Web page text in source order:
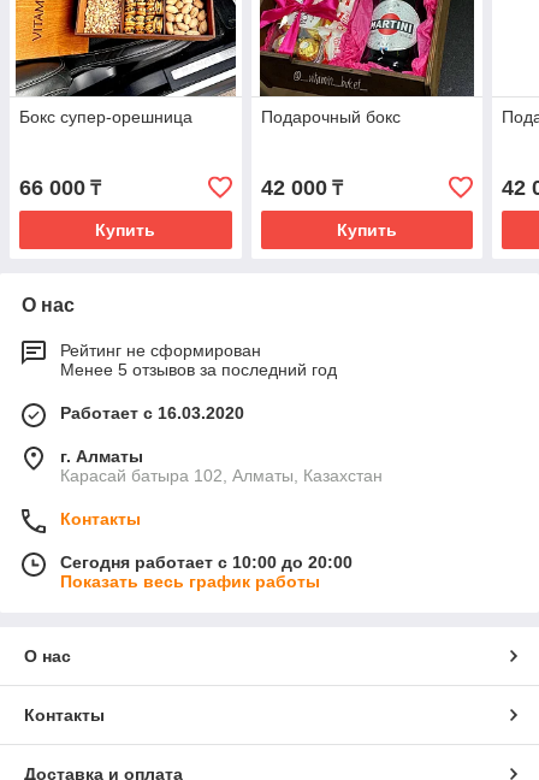
Бокс супер-орешница
66 000 ₸
Купить
Подарочный бокс
42 000₸
Купить
42
О нас
Рейтинг не сформирован
Менее 5 отзывов за последний год
Работает с 16.03.2020
г. Алматы
Карасай батыра 102, Алматы, Казахстан
Контакты
Сегодня работает с 10:00 до 20:00
Показать весь график работы
О нас
Контакты
Доставка и оплата